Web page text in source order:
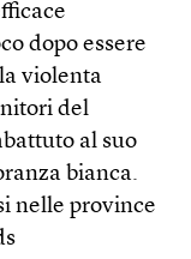
dopo essere
violenta
del
al suo
bianca.
nelle province